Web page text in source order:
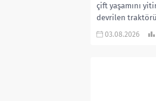
çift yaşamını
devrilen
ile eşi Fatma...
03.08.2026